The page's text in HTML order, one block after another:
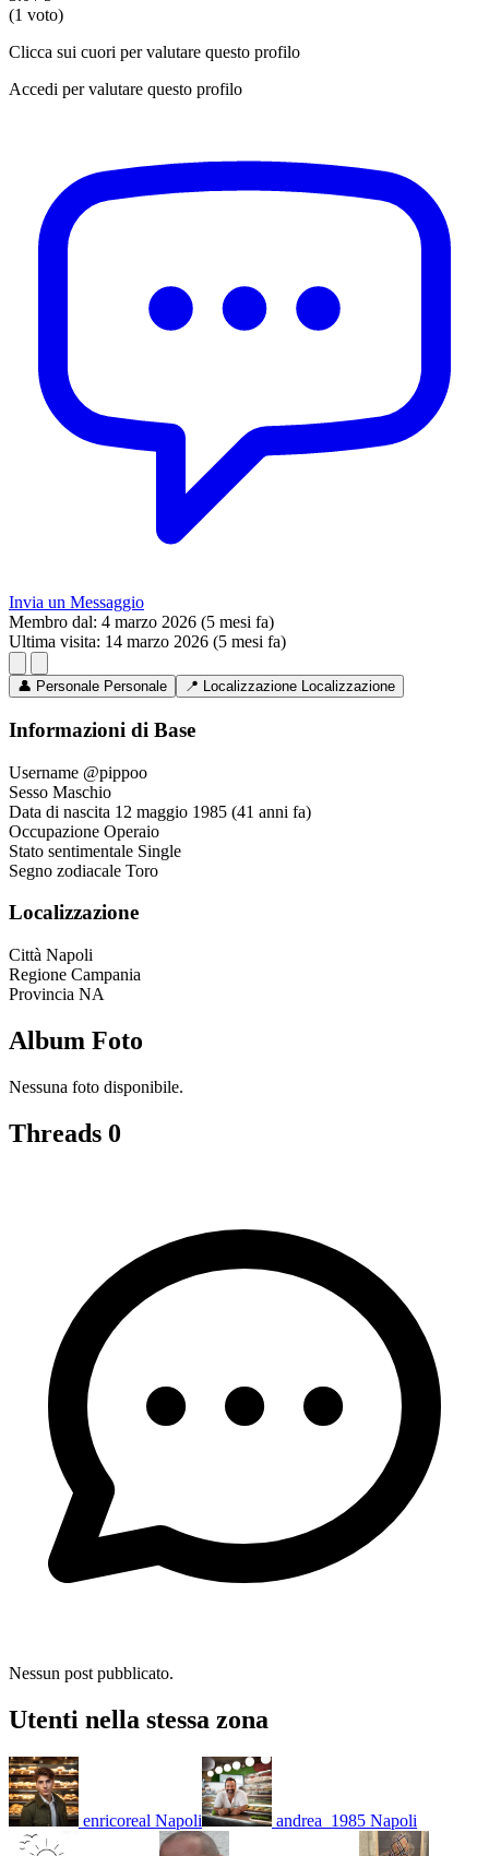
(1 voto)
Clicca sui cuori per valutare questo profilo
Accedi per valutare questo profilo
Invia un Messaggio
Membro dal: 4 marzo 2026 (5 mesi fa)
Ultima visita: 14 marzo 2026 (5 mesi fa)
👤 Personale Personale 📍 Localizzazione Localizzazione
Informazioni di Base
Username @pippoo
Sesso Maschio
Data di nascita 12 maggio 1985 (41 anni fa)
Occupazione Operaio
Stato sentimentale Single
Segno zodiacale Toro
Localizzazione
Città Napoli
Regione Campania
Provincia NA
Album Foto
Nessuna foto disponibile.
Threads 0
Nessun post pubblicato.
Utenti nella stessa zona
enricoreal Napoli andrea_1985 Napoli